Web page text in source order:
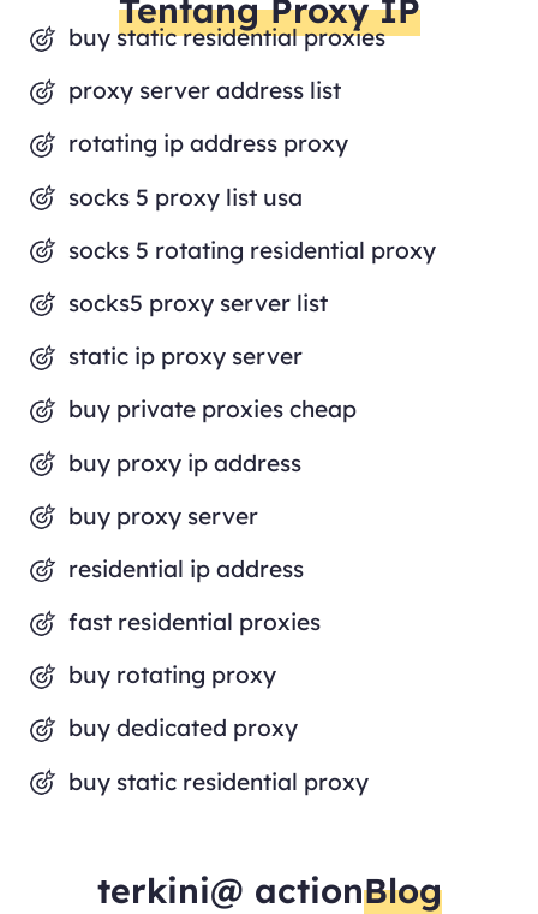
Tentang Proxy IP
buy static residential proxies
proxy server address list
rotating ip address proxy
socks 5 proxy list usa
socks 5 rotating residential proxy
socks5 proxy server list
static ip proxy server
buy private proxies cheap
buy proxy ip address
buy proxy server
residential ip address
fast residential proxies
buy rotating proxy
buy dedicated proxy
buy static residential proxy
terkini@ actionBlog